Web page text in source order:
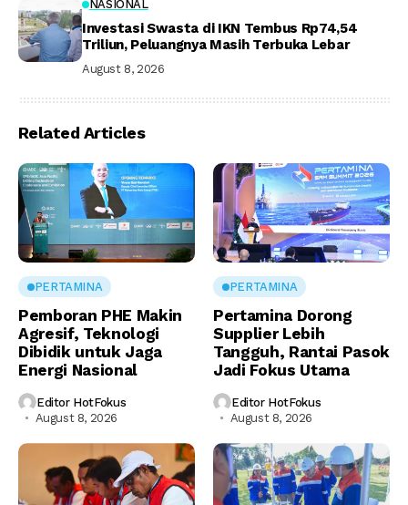
NASIONAL
Investasi Swasta di IKN Tembus Rp74,54
Triliun, Peluangnya Masih Terbuka Lebar
August 8, 2026
Related Articles
PERTAMINA
Pemboran PHE Makin
Agresif, Teknologi
Dibidik untuk Jaga
Energi Nasional
Editor HotFokus
August 8, 2026
PERTAMINA
Pertamina Dorong
Supplier Lebih
Tangguh, Rantai Pasok
Jadi Fokus Utama
Editor HotFokus
August 8, 2026